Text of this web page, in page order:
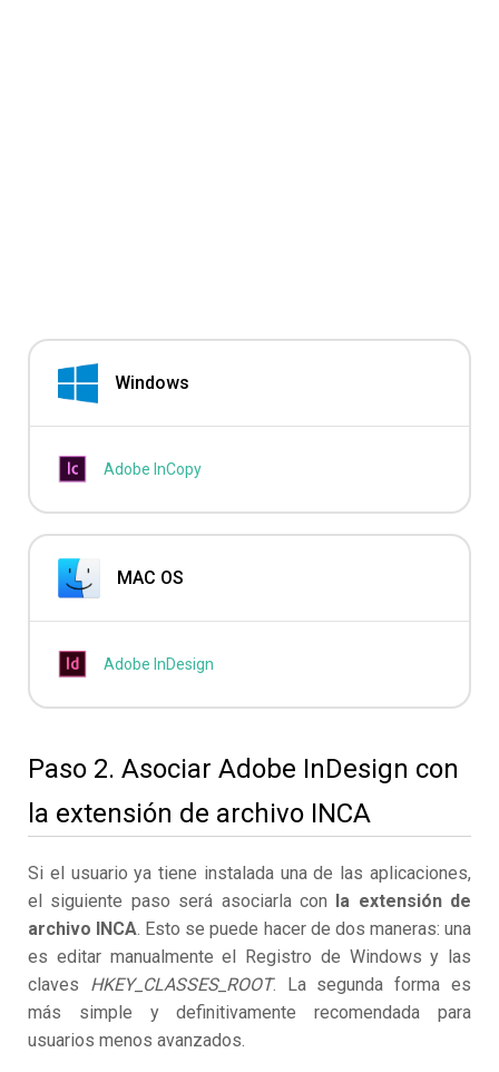
Windows
Adobe InCopy
MAC OS
Adobe InDesign
Paso 2. Asociar Adobe InDesign con
la extensión de archivo INCA
Si el usuario ya tiene instalada una de las aplicaciones,
el siguiente paso será asociarla con la extensión de
archivo INCA. Esto se puede hacer de dos maneras: una
es editar manualmente el Registro de Windows y las
claves HKEY_CLASSES_ROOT. La segunda forma es
más simple y definitivamente recomendada para
usuarios menos avanzados.